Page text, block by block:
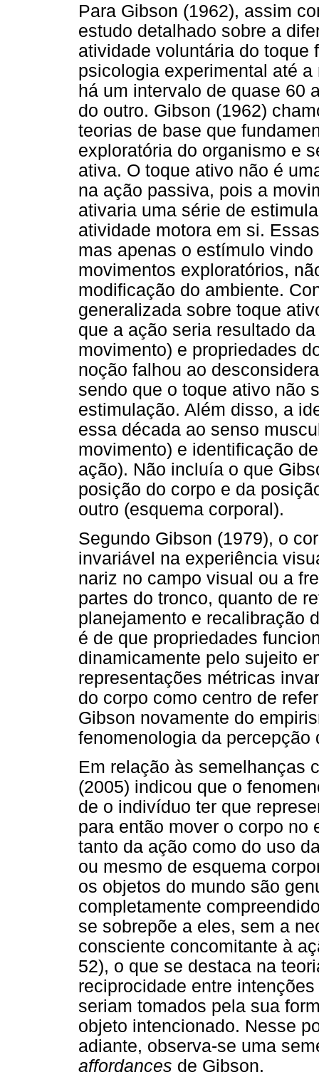
Para Gibson (1962), assim
estudo detalhado sobre a
atividade voluntária do toque
psicologia experimental até
há um intervalo de quase 60
do outro. Gibson (1962)
teorias de base que
exploratória do organismo e
ativa. O toque ativo não é
na ação passiva, pois a
ativaria uma série de
atividade motora em si.
mas apenas o estímulo
movimentos exploratórios,
modificação do ambiente.
generalizada sobre toque
que a ação seria resultado
movimento) e propriedades
noção falhou ao
sendo que o toque ativo não
estimulação. Além disso, a
essa década ao senso
movimento) e identificação
ação). Não incluía o que
posição do corpo e da
outro (esquema corporal).
Segundo Gibson (1979), o
invariável na experiência
nariz no campo visual ou a
partes do tronco, quanto de
planejamento e recalibração
é de que propriedades
dinamicamente pelo sujeito
representações métricas
do corpo como centro de
Gibson novamente do
fenomenologia da percepção
Em relação às semelhanças
(2005) indicou que o
de o indivíduo ter que
para então mover o corpo no
tanto da ação como do uso
ou mesmo de esquema
os objetos do mundo são
completamente
se sobrepõe a eles, sem a
consciente concomitante à
52), o que se destaca na
reciprocidade entre
seriam tomados pela sua
objeto intencionado. Nesse
adiante, observa-se uma
affordances de Gibson.